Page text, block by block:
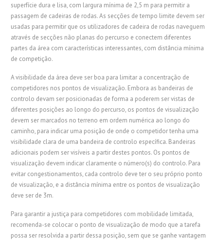
superfície dura e lisa, com largura mínima de 2,5 m para permitir a
passagem de cadeiras de rodas. As secções de tempo limite devem ser
usadas para permitir que os utilizadores de cadeira de rodas naveguem
através de secções não planas do percurso e conectem diferentes
partes da área com características interessantes, com distância mínima
de competição.
A visibilidade da área deve ser boa para limitar a concentração de
competidores nos pontos de visualização. Embora as bandeiras de
controlo devam ser posicionadas de forma a poderem ser vistas de
diferentes posições ao longo do percurso, os pontos de visualização
devem ser marcados no terreno em ordem numérica ao longo do
caminho, para indicar uma posição de onde o competidor tenha uma
visibilidade clara de uma bandeira de controlo específica. Bandeiras
adicionais podem ser visíveis a partir destes pontos. Os pontos de
visualização devem indicar claramente o número(s) do controlo. Para
evitar congestionamentos, cada controlo deve ter o seu próprio ponto
de visualização, e a distância mínima entre os pontos de visualização
deve ser de 3m.
Para garantir a justiça para competidores com mobilidade limitada,
recomenda-se colocar o ponto de visualização de modo que a tarefa
possa ser resolvida a partir dessa posição, sem que se ganhe vantagem